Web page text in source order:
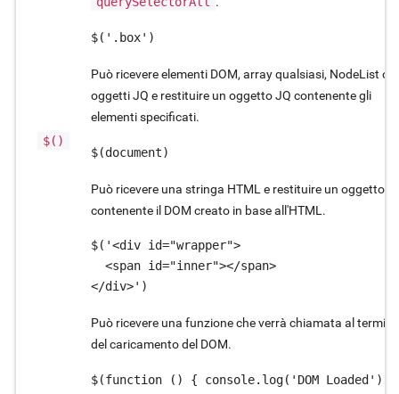
$()
$('.box')
Può ricevere elementi DOM, array qualsiasi, NodeList o
oggetti JQ e restituire un oggetto JQ contenente gli
elementi specificati.
$(document)
Può ricevere una stringa HTML e restituire un oggetto
contenente il DOM creato in base all'HTML.
$('<div id="wrapper">
  <span id="inner"></span>
</div>')
Può ricevere una funzione che verrà chiamata al termine
del caricamento del DOM.
$(function () { console.log('DOM Loaded')